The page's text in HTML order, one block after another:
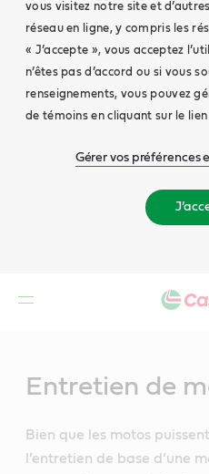
vous visitez notre site et
réseau en ligne, y compris les
« J’accepte », vous acceptez
n’êtes pas d’accord ou si vous
renseignements, vous pouvez
de témoins en cliquant sur le
Gérer vos préférences
Entretien de
Bien que les motos
l’entretien de base d’une